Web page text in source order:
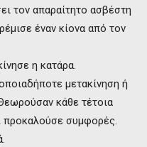
τον απαραίτητο ασβέστη
έναν κίονα από τον
η κατάρα.
μετακίνηση ή
κάθε τέτοια
προκαλούσε συμφορές.